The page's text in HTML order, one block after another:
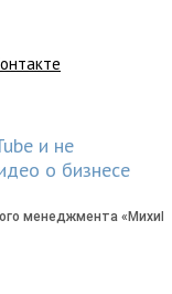
и не
о бизнесе